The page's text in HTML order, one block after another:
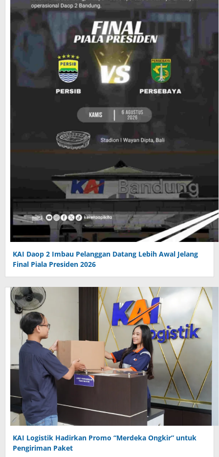
KAI Daop 2 Imbau Pelanggan Datang Lebih Awal Jelang
Final Piala Presiden 2026
KAI Logistik Hadirkan Promo “Merdeka Ongkir” untuk
Pengiriman Paket